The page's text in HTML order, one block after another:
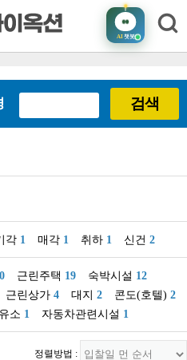
AI챗봇
검색
각 1 매각 1 취하 1 신건 2
근린주택 19 숙박시설 12
근린상가 4 대지 2 콘도(호텔) 2
소 1 자동차관련시설 1
정렬방법 :